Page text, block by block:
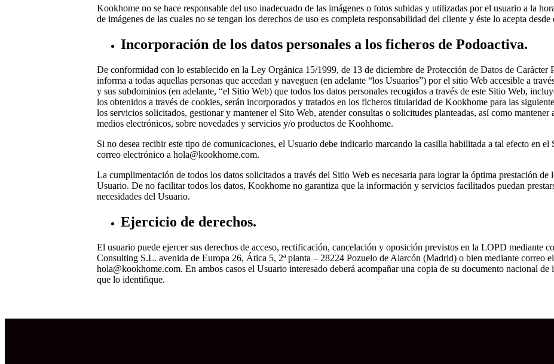
Kookhome no se hace responsable del uso inadecuado de las imágenes o fotos subidas y utilizadas por el usuario a la
de imágenes de las cuales no se tengan los derechos de uso es completa responsabilidad del cliente y éste lo acepta
Incorporación de los datos personales a los ficheros de Podoactiva.
De conformidad con lo establecido en la Ley Orgánica 15/1999, de 13 de diciembre de Protección de Datos de Carácter
informa a todas aquellas personas que accedan y naveguen (en adelante “los Usuarios”) por el sitio Web accesible a
y sus subdominios (en adelante, “el Sitio Web) que todos los datos personales recogidos a través de este Sitio Web,
los obtenidos a través de cookies, serán incorporados y tratados en los ficheros titularidad de Kookhome para las
los servicios solicitados, gestionar y mantener el Sito Web, atender consultas o solicitudes planteadas, así como
medios electrónicos, sobre novedades y servicios y/o productos de Koohhome.
Si no desea recibir este tipo de comunicaciones, el Usuario debe indicarlo marcando la casilla habilitada a tal efecto en
correo electrónico a hola@kookhome.com.
La cumplimentación de todos los datos solicitados a través del Sitio Web es necesaria para lograr la óptima prestación de
Usuario. De no facilitar todos los datos, Kookhome no garantiza que la información y servicios facilitados puedan
necesidades del Usuario.
Ejercicio de derechos.
El usuario puede ejercer sus derechos de acceso, rectificación, cancelación y oposición previstos en la LOPD mediante
Consulting S.L. avenida de Europa 26, Ática 5, 2ª planta – 28224 Pozuelo de Alarcón (Madrid) o bien mediante correo
hola@kookhome.com. En ambos casos el Usuario interesado deberá acompañar una copia de su documento nacional
que lo identifique.